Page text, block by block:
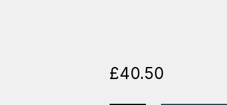
£40.50